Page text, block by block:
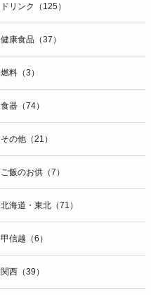
ドリンク（125）
健康食品（37）
燃料（3）
食器（74）
その他（21）
ご飯のお供（7）
北海道・東北（71）
甲信越（6）
関西（39）